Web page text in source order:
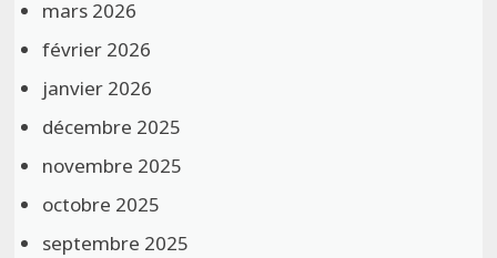
mars 2026
février 2026
janvier 2026
décembre 2025
novembre 2025
octobre 2025
septembre 2025